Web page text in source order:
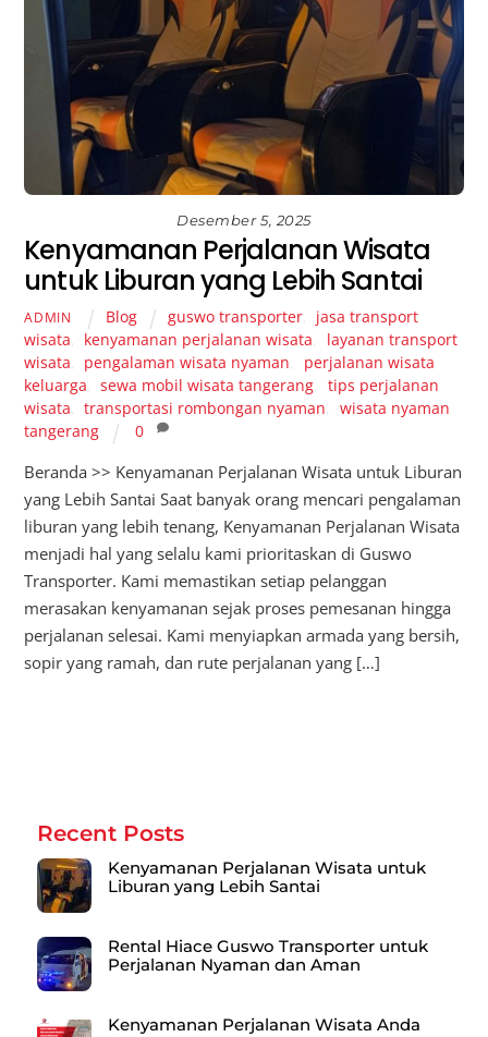
Desember 5, 2025
Kenyamanan Perjalanan Wisata
untuk Liburan yang Lebih Santai
ADMIN Blog guswo transporter
jasa transport
wisata
kenyamanan perjalanan wisata
layanan transport
wisata
pengalaman wisata nyaman
perjalanan wisata
keluarga
sewa mobil wisata tangerang
tips perjalanan
wisata
transportasi rombongan nyaman
wisata nyaman
tangerang
0
Beranda >> Kenyamanan Perjalanan Wisata untuk Liburan
yang Lebih Santai Saat banyak orang mencari pengalaman
liburan yang lebih tenang, Kenyamanan Perjalanan Wisata
menjadi hal yang selalu kami prioritaskan di Guswo
Transporter. Kami memastikan setiap pelanggan
merasakan kenyamanan sejak proses pemesanan hingga
perjalanan selesai. Kami menyiapkan armada yang bersih,
sopir yang ramah, dan rute perjalanan yang […]
Recent Posts
Kenyamanan Perjalanan Wisata untuk
Liburan yang Lebih Santai
Rental Hiace Guswo Transporter untuk
Perjalanan Nyaman dan Aman
Kenyamanan Perjalanan Wisata Anda